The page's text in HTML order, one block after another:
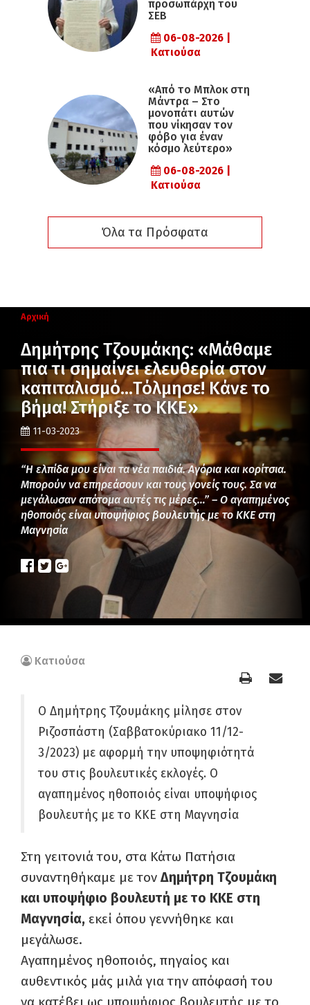
προσωπάρχη του
ΣΕΒ
06-08-2026 |
Κατιούσα
«Από το Μπλοκ στη
Μάντρα – Στο
μονοπάτι αυτών
που νίκησαν τον
φόβο για έναν
κόσμο λεύτερο»
06-08-2026 |
Κατιούσα
Όλα τα Πρόσφατα
Αρχική
Δημήτρης Τζουμάκης: «Μάθαμε
πια τι σημαίνει ελευθερία στον
καπιταλισμό…Τόλμησε! Κάνε το
βήμα! Στήριξε το ΚΚΕ»
11-03-2023
“Η ελπίδα μου είναι τα νέα παιδιά. Αγόρια και κορίτσια.
Μπορούν να επηρεάσουν και τους γονείς τους. Σα να
μεγάλωσαν απότομα αυτές τις μέρες…” – Ο αγαπημένος
ηθοποιός είναι υποψήφιος βουλευτής με το ΚΚΕ στη
Μαγνησία
Κατιούσα
Ο Δημήτρης Τζουμάκης μίλησε στον
Ριζοσπάστη (Σαββατοκύριακο 11/12-
3/2023) με αφορμή την υποψηφιότητά
του στις βουλευτικές εκλογές. Ο
αγαπημένος ηθοποιός είναι υποψήφιος
βουλευτής με το ΚΚΕ στη Μαγνησία
Στη γειτονιά του, στα Κάτω Πατήσια
συναντηθήκαμε με τον Δημήτρη Τζουμάκη
και υποψήφιο βουλευτή με το ΚΚΕ στη
Μαγνησία, εκεί όπου γεννήθηκε και
μεγάλωσε.
Αγαπημένος ηθοποιός, πηγαίος και
αυθεντικός μάς μιλά για την απόφασή του